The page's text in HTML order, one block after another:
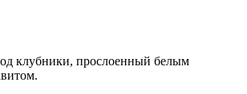
клубники, прослоенный белым